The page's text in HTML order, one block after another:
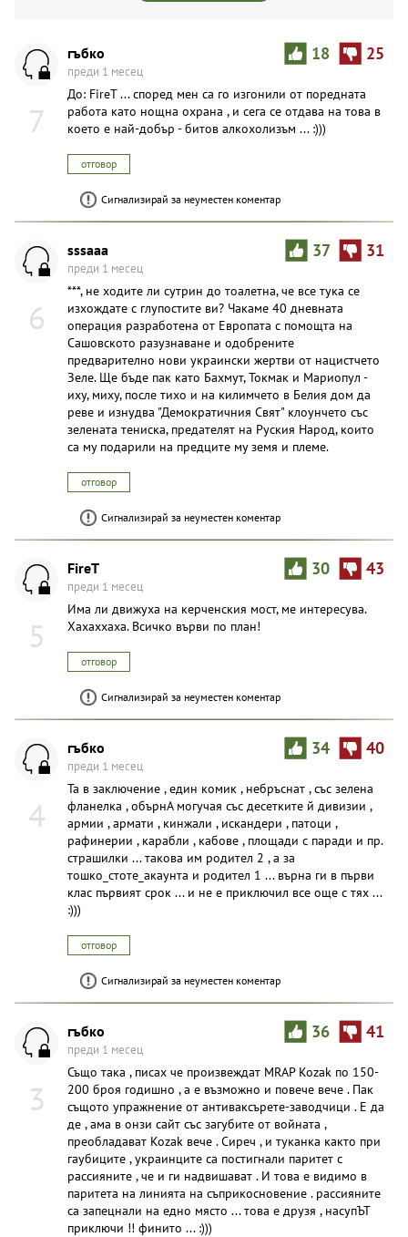
7
18 25
гъбко
преди 1 месец
До: FireT ... според мен са го изгонили от поредната
работа като нощна охрана , и сега се отдава на това в
което е най-добър - битов алкохолизъм ... :)))
отговор
Сигнализирай за неуместен коментар
6
37 31
sssaaa
преди 1 месец
***, не ходите ли сутрин до тоалетна, че все тука се
изхождате с глупостите ви? Чакаме 40 дневната
операция разработена от Европата с помощта на
Сашовското разузнаване и одобрените
предварително нови украински жертви от нацистчето
Зеле. Ще бъде пак като Бахмут, Токмак и Мариопул -
иху, миху, после тихо и на килимчето в Белия дом да
реве и изнудва "Демократичния Свят" клоунчето със
зелената тениска, предателят на Руския Народ, които
са му подарили на предците му земя и племе.
отговор
Сигнализирай за неуместен коментар
5
30 43
FireT
преди 1 месец
Има ли движуха на керченския мост, ме интересува.
Хахаххаха. Всичко върви по план!
отговор
Сигнализирай за неуместен коментар
4
34 40
гъбко
преди 1 месец
Та в заключение , един комик , небръснат , със зелена
фланелка , обърнА могучая със десетките й дивизии ,
армии , армати , кинжали , искандери , патоци ,
рафинерии , карабли , кабове , площади с паради и пр.
страшилки ... такова им родител 2 , а за
тошко_стоте_акаунта и родител 1 ... върна ги в първи
клас първият срок ... и не е приключил все още с тях ...
:)))
отговор
Сигнализирай за неуместен коментар
3
36 41
гъбко
преди 1 месец
Също така , писах че произвеждат MRAP Kozak по 150-
200 броя годишно , а е възможно и повече вече . Пак
същото упражнение от антиваксърете-заводчици . Е да
де , ама в онзи сайт със загубите от войната ,
преобладават Kozak вече . Сиреч , и туканка както при
гаубиците , украинците са постигнали паритет с
рассияните , че и ги надвишават . И това е видимо в
паритета на линията на съприкосновение . рассияните
са запецнали на едно място ... това е друзя , насупЪТ
приключи !! финито ... :)))